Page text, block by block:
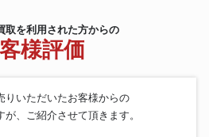
流機関車 JR EF65 特別
号機 やすらぎ塗装
関車 鉄道模型 94,800円
チーム 蒸気機関車 239,940円
取を利用された方からの
様評価
りいただいたお客様からの
が、ご紹介させて頂きます。